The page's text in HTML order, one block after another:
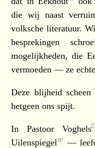
die wij naast
volksche literatuur.
besprekingen
mogelijkheden, die
vermoeden — ze
Deze blijheid
hetgeen ons spijt.
InPastoor Voghels
Uilenspiegel
—